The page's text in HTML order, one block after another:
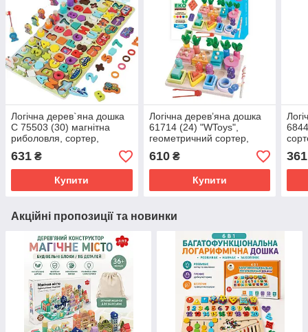
Логічна дерев`яна дошка
С 75503 (30) магнітна
риболовля, сортер,
цифри, арифметичні
знаки, літери англійського
алфавіту,
631 ₴
Купити
Логічна дерев’яна дошка
61714 (24) "WToys",
геометричний сортер,
магнітна риболовля,
щипці, гра з морквами, в
коробці
610₴
Купити
з
361
Акційні пропозиції та новинки